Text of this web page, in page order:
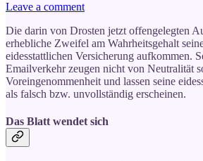
Leave a comment
Die darin von Drosten jetzt offengelegten
erhebliche Zweifel am Wahrheitsgehalt
eidesstattlichen Versicherung aufkommen.
Emailverkehr zeugen nicht von Neutralität
Voreingenommenheit und lassen seine
als falsch bzw. unvollständig erscheinen.
Das Blatt wendet sich